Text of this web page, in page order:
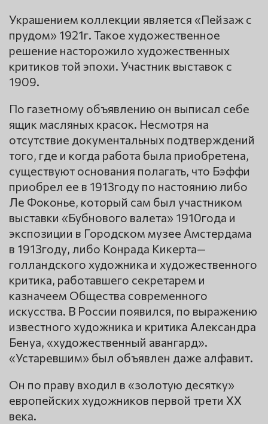
Украшением коллекции является «Пейзаж с
прудом» 1921г. Такое художественное
решение насторожило художественных
критиков той эпохи. Участник выставок с
1909.
По газетному объявлению он выписал себе
ящик масляных красок. Несмотря на
отсутствие документальных подтверждений
того, где и когда работа была приобретена,
существуют основания полагать, что Бэффи
приобрел ее в 1913году по настоянию либо
Ле Фоконье, который сам был участником
выставки «Бубнового валета» 1910года и
экспозиции в Городском музее Амстердама
в 1913году, либо Конрада Кикерта—
голландского художника и художественного
критика, работавшего секретарем и
казначеем Общества современного
искусства. В России появился, по выражению
известного художника и критика Александра
Бенуа, «художественный авангард».
«Устаревшим» был объявлен даже алфавит.
Он по праву входил в «золотую десятку»
европейских художников первой трети XX
века.